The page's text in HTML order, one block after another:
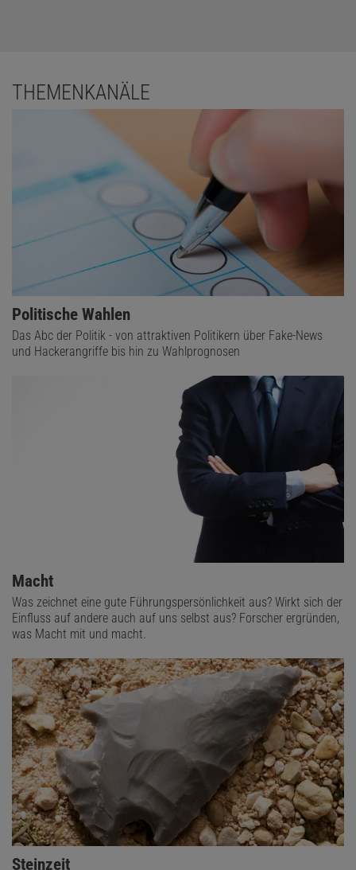
THEMENKANÄLE
Politische Wahlen
Das Abc der Politik - von attraktiven Politikern über Fake-News
und Hackerangriffe bis hin zu Wahlprognosen
Macht
Was zeichnet eine gute Führungspersönlichkeit aus? Wirkt sich der
Einfluss auf andere auch auf uns selbst aus? Forscher ergründen,
was Macht mit und macht.
Steinzeit